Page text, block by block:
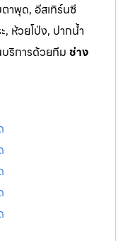
าพุด, อีสเทิร์นซี
ห้วยโป่ง, ปากน้ำ
บริการด้วยทีม ช่าง